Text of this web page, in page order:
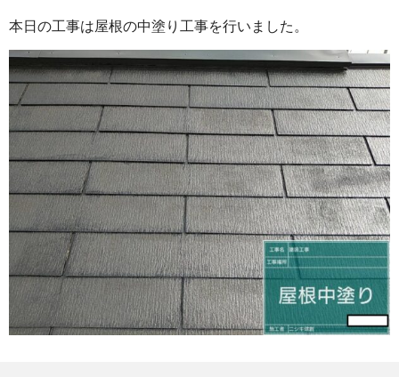
本日の工事は屋根の中塗り工事を行いました。